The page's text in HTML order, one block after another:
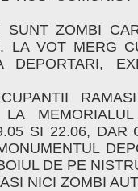
ZOMBI
LA VOT MERG
MEMORIALUL
SI 22.06, DAR
DE PE
NICI ZOMBI